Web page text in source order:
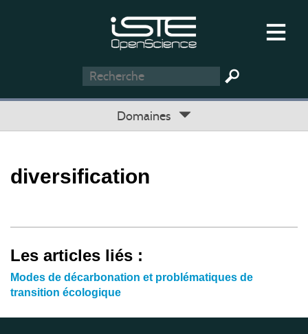
Domaines
diversification
Les articles liés :
Modes de décarbonation et problématiques de
transition écologique